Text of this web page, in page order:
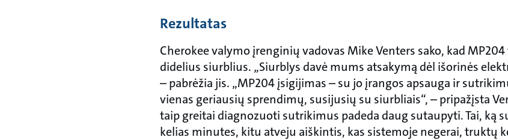
Rezultatas
Cherokee valymo įrenginių vadovas Mike Venters sako, kad
didelius siurblius. „Siurblys davė mums atsakymą dėl išorinės
– pabrėžia jis. „MP204 įsigijimas – su jo įrangos apsauga ir
vienas geriausių sprendimų, susijusių su siurbliais“, – pripažįsta
taip greitai diagnozuoti sutrikimus padeda daug sutaupyti. Tai, ką
kelias minutes, kitu atveju aiškintis, kas sistemoje negerai, truktų